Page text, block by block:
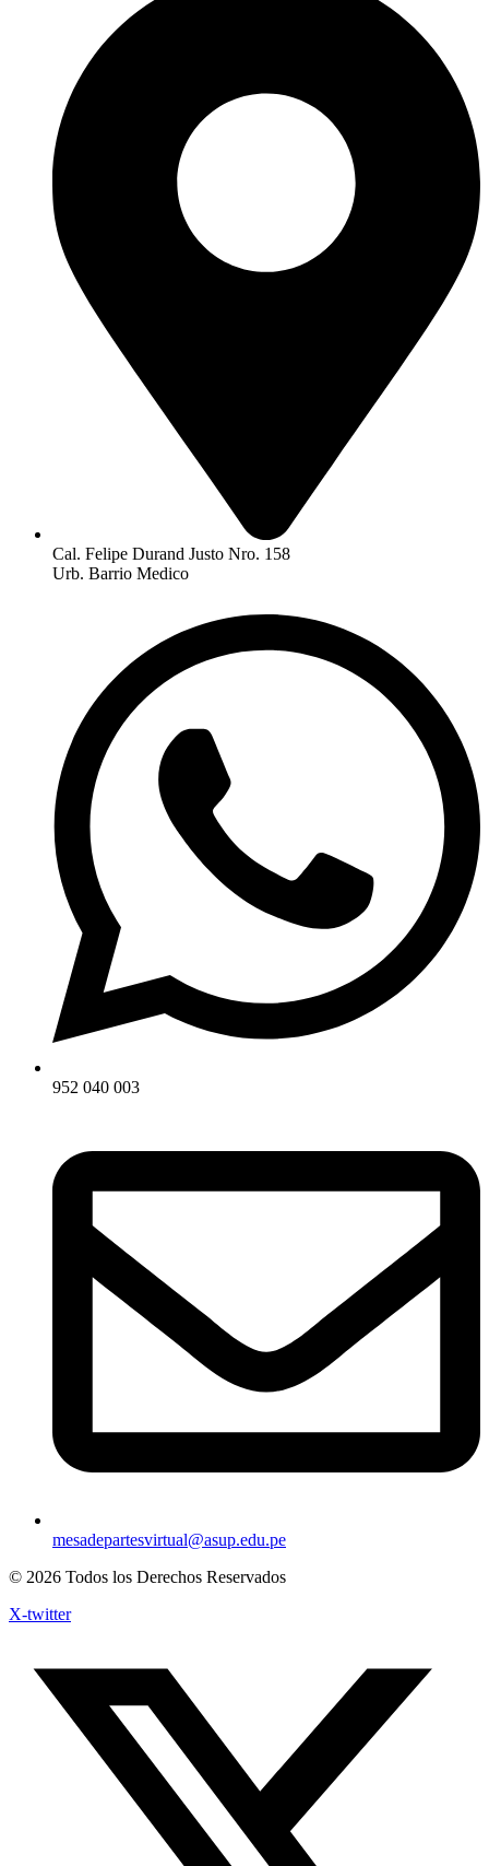
Cal. Felipe Durand Justo Nro. 158
Urb. Barrio Medico
952 040 003
mesadepartesvirtual@asup.edu.pe
© 2026 Todos los Derechos Reservados
X-twitter